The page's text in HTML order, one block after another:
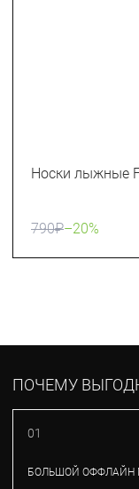
Носки лыжные
790₽–20%
ПОЧЕМУ
01
БОЛЬШОЙ ОФФЛАЙН